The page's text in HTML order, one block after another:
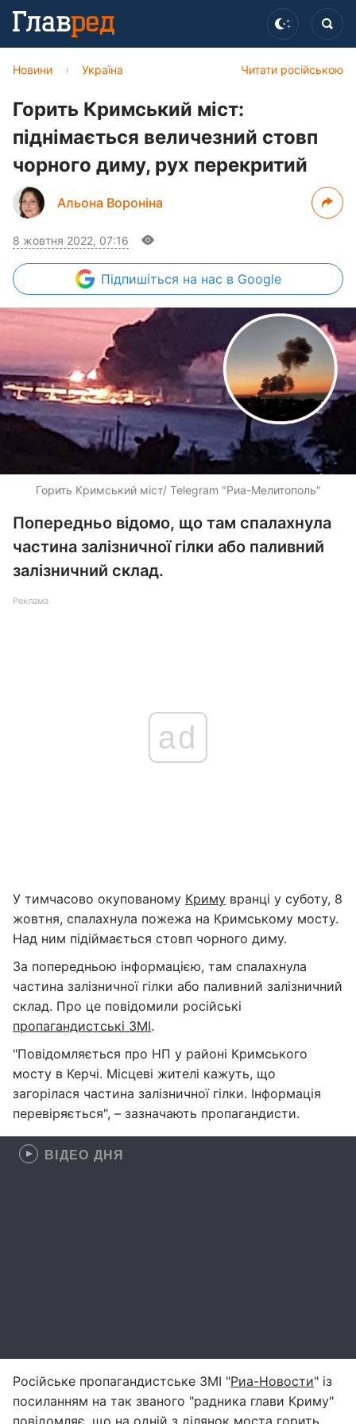
Читати російською
Новини › Україна
Горить Кримський міст:
піднімається величезний стовп
чорного диму, рух перекритий
Альона Вороніна
8 жовтня 2022, 07:16
Підпишіться на нас в Google
Горить Кримський міст/ Telegram "Риа-Мелитополь"
Попередньо відомо, що там спалахнула
частина залізничної гілки або паливний
залізничний склад.
Реклама
ad
У тимчасово окупованому Криму вранці у суботу, 8
жовтня, спалахнула пожежа на Кримському мосту.
Над ним підіймається стовп чорного диму.
За попередньою інформацією, там спалахнула
частина залізничної гілки або паливний залізничний
склад. Про це повідомили російські
пропагандистські ЗМІ.
"Повідомляється про НП у районі Кримського
мосту в Керчі. Місцеві жителі кажуть, що
загорілася частина залізничної гілки. Інформація
перевіряється", – зазначають пропагандисти.
ВІДЕО ДНЯ
Російське пропагандистське ЗМІ "Риа-Новости" із
посиланням на так званого "радника глави Криму"
повідомляє, що на одній з ділянок моста горить